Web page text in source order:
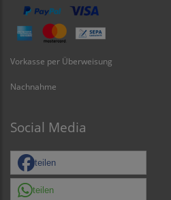
Vorkasse per Überweisung
Nachnahme
Social Media
teilen
teilen